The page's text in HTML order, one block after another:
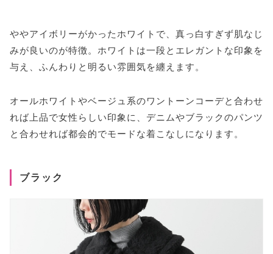
ややアイボリーがかったホワイトで、真っ白すぎず肌なじ
みが良いのが特徴。ホワイトは一段とエレガントな印象を
与え、ふんわりと明るい雰囲気を纏えます。
オールホワイトやベージュ系のワントーンコーデと合わせ
れば上品で女性らしい印象に、デニムやブラックのパンツ
と合わせれば都会的でモードな着こなしになります。
ブラック